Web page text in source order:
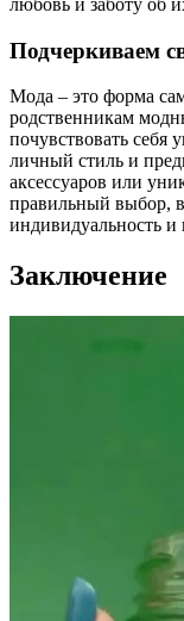
Подчеркиваем
Мода – это форма
родственникам
почувствовать себя
личный стиль и
аксессуаров или
правильный выбор,
индивидуальность и
Заключение